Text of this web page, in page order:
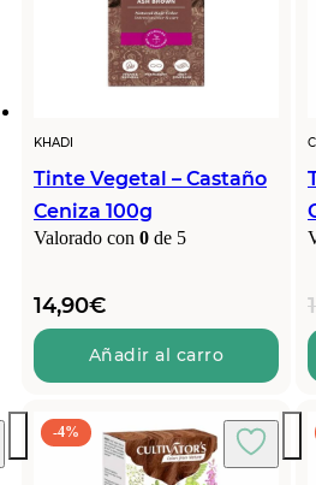
KHADI
Tinte Vegetal – Castaño
Ceniza 100g
Valorado con 0 de 5
14,90€
Añadir al carro
-4%